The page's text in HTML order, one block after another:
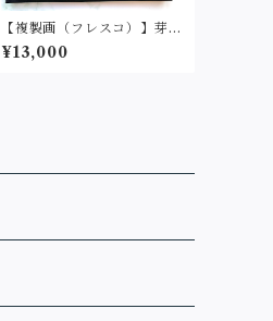
【複製画（フレスコ）】芽
吹く(２L判サイズ)
¥13,000